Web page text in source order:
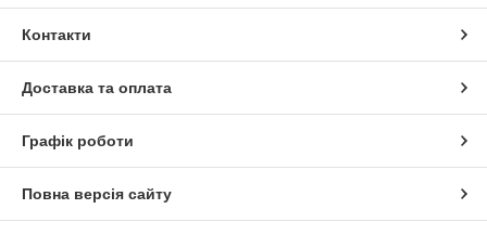
Контакти
Доставка та оплата
Графік роботи
Повна версія сайту